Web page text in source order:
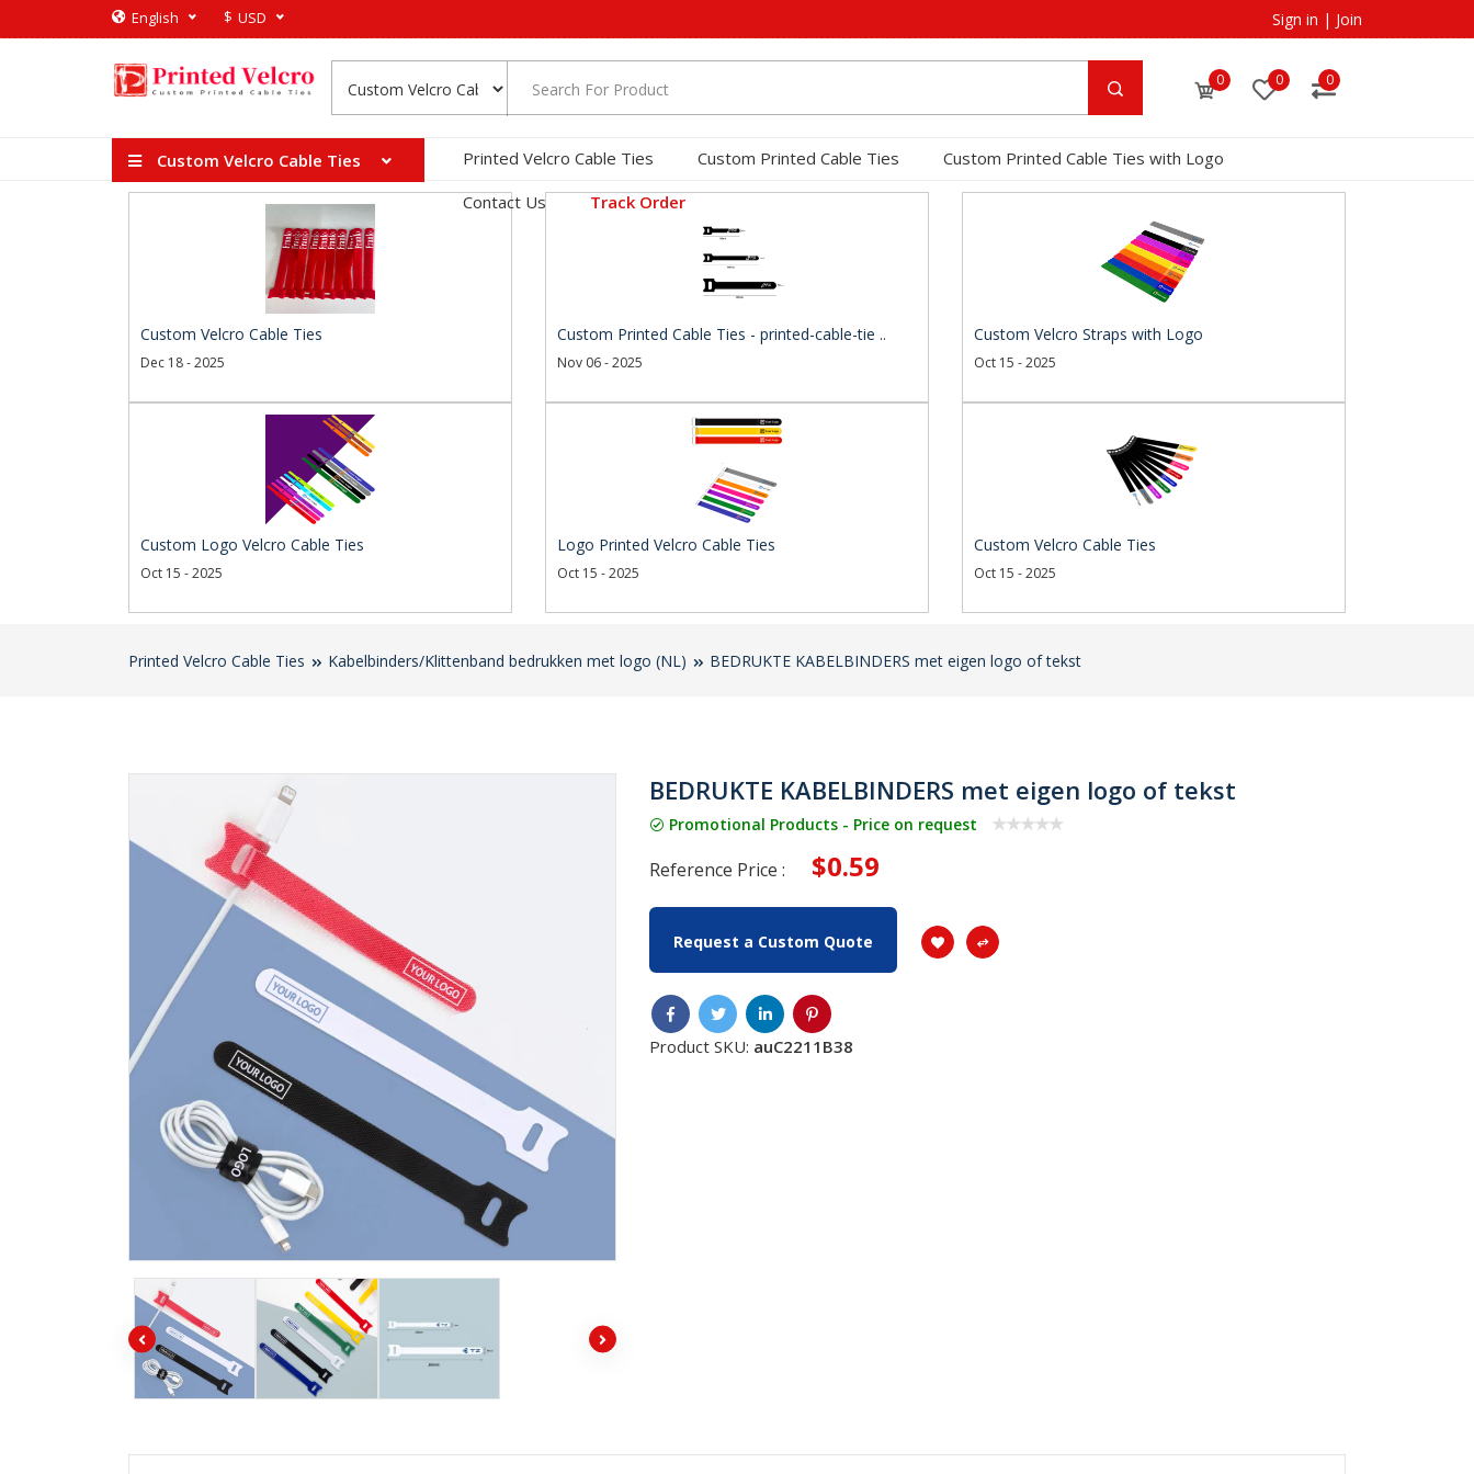
English $ USD Sign in | Join
0 0 0
Custom Velcro Cable Ties Printed Velcro Cable Ties Custom Printed Cable Ties
Custom Printed Cable Ties with Logo
Contact Us
Track Order
Custom Velcro Cable Ties
Dec 18 - 2025
Custom Printed Cable Ties - printed-cable-tie ..
Nov 06 - 2025
Custom Velcro Straps with Logo
Oct 15 - 2025
Custom Logo Velcro Cable Ties
Oct 15 - 2025
Logo Printed Velcro Cable Ties
Oct 15 - 2025
Custom Velcro Cable Ties
Oct 15 - 2025
Printed Velcro Cable Ties Kabelbinders/Klittenband bedrukken met logo (NL) BEDRUKTE KABELBINDERS met eigen logo of tekst
BEDRUKTE KABELBINDERS met eigen logo of tekst
Promotional Products - Price on request
Reference Price : $0.59
Request a Custom Quote
Product SKU: auC2211B38